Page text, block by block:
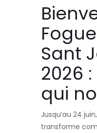
Sant
2026
qui
Jusqu’au 24
transforme